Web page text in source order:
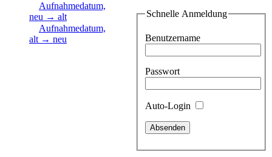
Schnelle Anmeldung
Benutzername
Passwort
Auto-Login
Aufnahmedatum,
neu → alt
Aufnahmedatum,
alt → neu